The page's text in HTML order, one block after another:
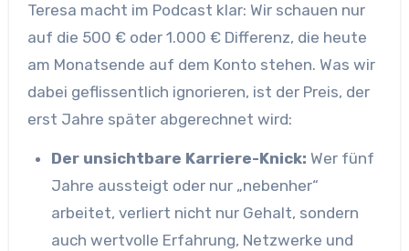
Teresa macht im Podcast klar: Wir schauen nur
auf die 500 € oder 1.000 € Differenz, die heute
am Monatsende auf dem Konto stehen. Was wir
dabei geflissentlich ignorieren, ist der Preis, der
erst Jahre später abgerechnet wird:
Der unsichtbare Karriere-Knick: Wer fünf
Jahre aussteigt oder nur „nebenher“
arbeitet, verliert nicht nur Gehalt, sondern
auch wertvolle Erfahrung, Netzwerke und